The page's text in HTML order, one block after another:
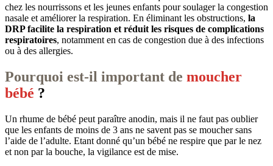
chez les nourrissons et les jeunes enfants pour soulager la congestion
nasale et améliorer la respiration. En éliminant les obstructions, la
DRP facilite la respiration et réduit les risques de complications
respiratoires, notamment en cas de congestion due à des infections
ou à des allergies.
Pourquoi est-il important de moucher
bébé ?
Un rhume de bébé peut paraître anodin, mais il ne faut pas oublier
que les enfants de moins de 3 ans ne savent pas se moucher sans
l’aide de l’adulte. Etant donné qu’un bébé ne respire que par le nez
et non par la bouche, la vigilance est de mise.